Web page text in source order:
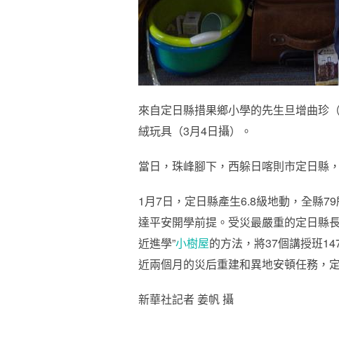
來自定日縣措果鄉小學的先生旦增曲珍
絨玩具（3月4日攝）。
當日，珠峰腳下，西躲日喀則市定日縣
1月7日，定日縣產生6.8級地動，全縣
達平安開學前提。受災最嚴重的定日縣
近進學”小樹屋的方法，將37個講授班
近兩個月的災后重建和異地安頓任務，
新華社記者 姜帆 攝